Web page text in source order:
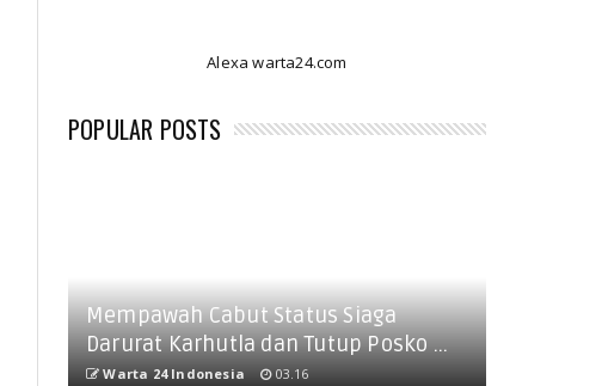
Alexa warta24.com
POPULAR POSTS
Mempawah Cabut Status Siaga
Darurat Karhutla dan Tutup Posko ...
Warta 24 Indonesia 03.16